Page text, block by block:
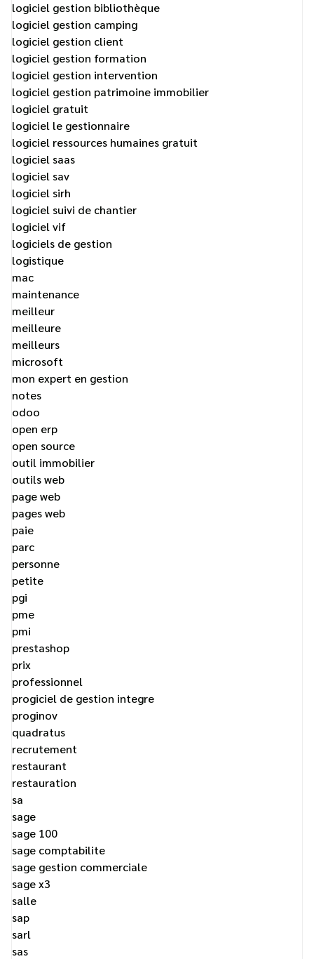
logiciel gestion bibliothèque
logiciel gestion camping
logiciel gestion client
logiciel gestion formation
logiciel gestion intervention
logiciel gestion patrimoine immobilier
logiciel gratuit
logiciel le gestionnaire
logiciel ressources humaines gratuit
logiciel saas
logiciel sav
logiciel sirh
logiciel suivi de chantier
logiciel vif
logiciels de gestion
logistique
mac
maintenance
meilleur
meilleure
meilleurs
microsoft
mon expert en gestion
notes
odoo
open erp
open source
outil immobilier
outils web
page web
pages web
paie
parc
personne
petite
pgi
pme
pmi
prestashop
prix
professionnel
progiciel de gestion integre
proginov
quadratus
recrutement
restaurant
restauration
sa
sage
sage 100
sage comptabilite
sage gestion commerciale
sage x3
salle
sap
sarl
sas